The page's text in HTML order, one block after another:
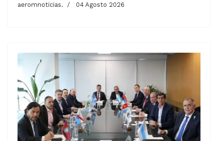
aeromnoticias. 04 Agosto 2026